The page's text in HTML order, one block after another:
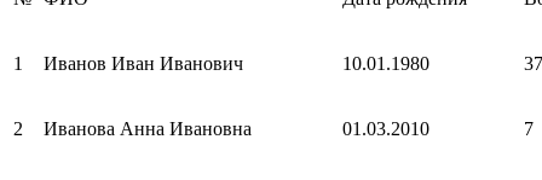
1 Иванов Иван Иванович 10.01.1980 37
2 Иванова Анна Ивановна 01.03.2010 7